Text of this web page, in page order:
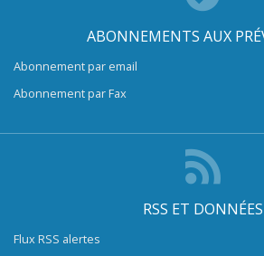
ABONNEMENTS AUX
Abonnement par email
Abonnement par Fax
RSS ET DONNÉES
Flux RSS alertes